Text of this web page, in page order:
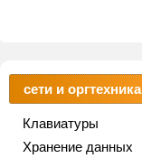
сети и оргтехника
Клавиатуры
Хранение данных